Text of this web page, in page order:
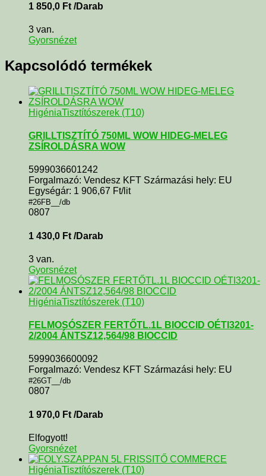
1 850,0 Ft /Darab
3 van.
Gyorsnézet
Kapcsolódó termékek
HigéniaTisztítószerek (T10)
GRILLTISZTÍTÓ 750ML WOW HIDEG-MELEG
ZSÍROLDÁSRA WOW
5999036601242
Forgalmazó: Vendesz KFT Származási hely: EU
Egységár: 1 906,67 Ft/lit
#26FB__/db
0807
1 430,0 Ft /Darab
3 van.
Gyorsnézet
HigéniaTisztítószerek (T10)
FELMOSÓSZER FERTŐTL.1L BIOCCID OÉTI3201-
2/2004 ÁNTSZ12,564/98 BIOCCID
5999036600092
Forgalmazó: Vendesz KFT Származási hely: EU
#26GT__/db
0807
1 970,0 Ft /Darab
Elfogyott!
Gyorsnézet
HigéniaTisztítószerek (T10)